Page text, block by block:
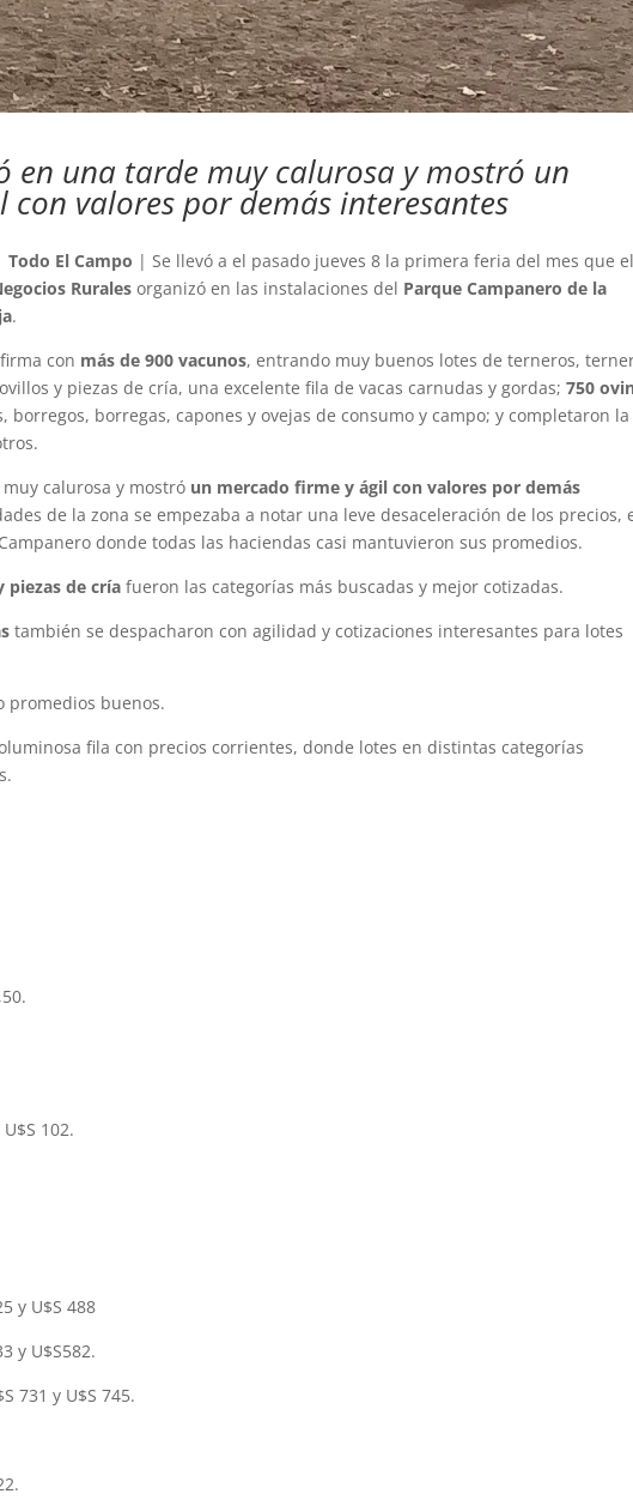
en una tarde muy calurosa y mostró un
valores por demás interesantes
|Todo El Campo | Se llevó a el pasado jueves 8 la primera feria del mes que el
Rurales organizó en las instalaciones del Parque Campanero de la
.
con más de 900 vacunos, entrando muy buenos lotes de terneros,
y piezas de cría, una excelente fila de vacas carnudas y gordas;750
borregas, capones y ovejas de consumo y campo; y completaron la
calurosa y mostró un mercado firme y ágil con valores por demás
de la zona se empezaba a notar una leve desaceleración de los precios,
donde todas las haciendas casi mantuvieron sus promedios.
piezas de cría fueron las categorías más buscadas y mejor cotizadas.
también se despacharon con agilidad y cotizaciones interesantes para lotes
promedios buenos.
fila con precios corrientes, donde lotes en distintas categorías
102.
y U$S 488
y U$S582.
731 y U$S 745.